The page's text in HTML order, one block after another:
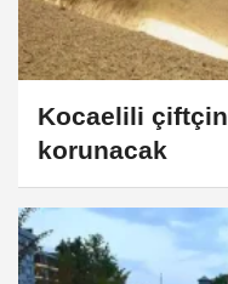
Kocaelili
korunacak